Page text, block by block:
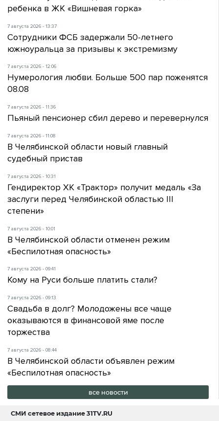
ребенка в ЖК «Вишневая горка»
7 августа 2026 - 13:37
Сотрудники ФСБ задержали 50-летнего
южноуральца за призывы к экстремизму
7 августа 2026 - 12:06
Нумерология любви. Больше 500 пар поженятся
08.08
7 августа 2026 - 11:36
Пьяный пенсионер сбил дерево и перевернулся
7 августа 2026 - 11:08
В Челябинской области новый главный
судебный пристав
7 августа 2026 - 10:31
Гендиректор ХК «Трактор» получит медаль «За
заслуги перед Челябинской областью III
степени»
7 августа 2026 - 10:01
В Челябинской области отменен режим
«Беспилотная опасность»
7 августа 2026 - 09:41
Кому на Руси больше платить стали?
7 августа 2026 - 09:13
Свадьба в долг? Молодожены все чаще
оказываются в финансовой яме после
торжества
7 августа 2026 - 08:44
В Челябинской области объявлен режим
«Беспилотная опасность»
все новости
СМИ сетевое издание31TV.RU